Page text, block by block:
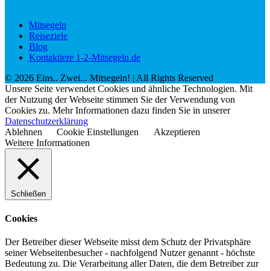
Mitsegeln
Reiseziele
Blog
Kontaktiere 1-2-Mitsegeln.de
© 2026 Eins.. Zwei... Mitsegeln! | All Rights Reserved
Unsere Seite verwendet Cookies und ähnliche Technologien. Mit
der Nutzung der Webseite stimmen Sie der Verwendung von
Cookies zu. Mehr Informationen dazu finden Sie in unserer
Datenschutzerklärung
Ablehnen
Cookie Einstellungen
Akzeptieren
Weitere Informationen
Schließen
Cookies
Der Betreiber dieser Webseite misst dem Schutz der Privatsphäre
seiner Webseitenbesucher - nachfolgend Nutzer genannt - höchste
Bedeutung zu. Die Verarbeitung aller Daten, die dem Betreiber zur